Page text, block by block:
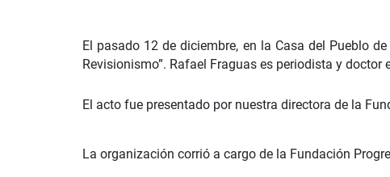
El pasado 12 de diciembre, en la Casa del Pueblo
Revisionismo”. Rafael Fraguas es periodista y doctor
El acto fue presentado por nuestra directora de la
La organización corrió a cargo de la Fundación